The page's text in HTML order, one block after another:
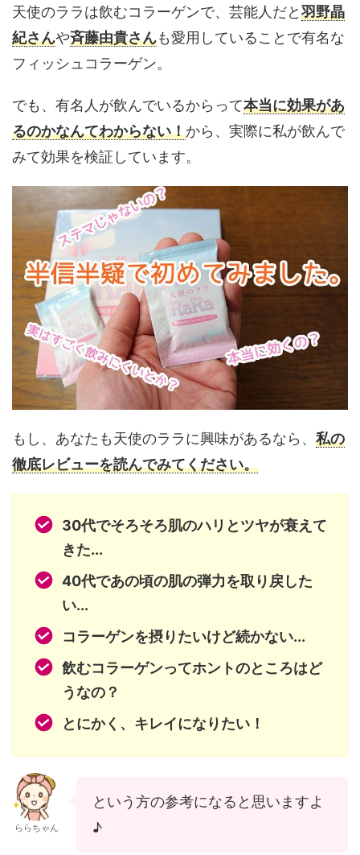
天使のララは飲むコラーゲンで、芸能人だと羽野晶
紀さんや斉藤由貴さんも愛用していることで有名な
フィッシュコラーゲン。
でも、有名人が飲んでいるからって本当に効果があ
るのかなんてわからない！から、実際に私が飲んで
みて効果を検証しています。
もし、あなたも天使のララに興味があるなら、 私の
徹底レビューを読んでみてください。
30代でそろそろ肌のハリとツヤが衰えて
きた...
40代であの頃の肌の弾力を取り戻した
い...
コラーゲンを摂りたいけど続かない...
飲むコラーゲンってホントのところはど
うなの？
とにかく、キレイになりたい！
ららちゃん
という方の参考になると思いますよ
♪